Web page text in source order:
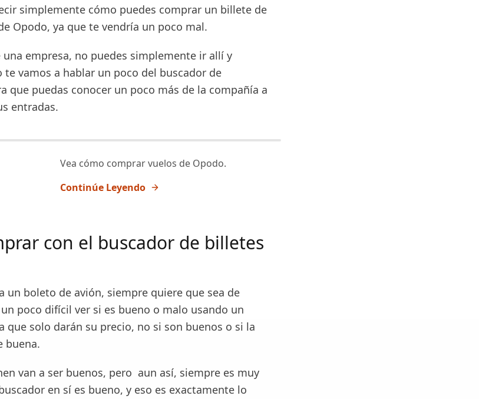
simplemente cómo puedes comprar un billete de
Opodo, ya que te vendría un poco mal.
una empresa, no puedes simplemente ir allí y
te vamos a hablar un poco del buscador de
que puedas conocer un poco más de la compañía a
entradas.
Vea cómo comprar vuelos de Opodo.
Continúe Leyendo
con el buscador de billetes
un boleto de avión, siempre quiere que sea de
poco difícil ver si es bueno o malo usando un
que solo darán su precio, no si son buenos o si la
buena.
van a ser buenos, pero aun así, siempre es muy
en sí es bueno, y eso es exactamente lo